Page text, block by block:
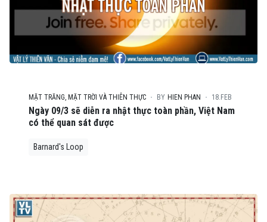
MẶT TRĂNG, MẶT TRỜI VÀ THIÊN THỰC BY HIEN PHAN 18.FEB
Ngày 09/3 sẽ diễn ra nhật thực toàn phần, Việt Nam
có thể quan sát được
Barnard's Loop